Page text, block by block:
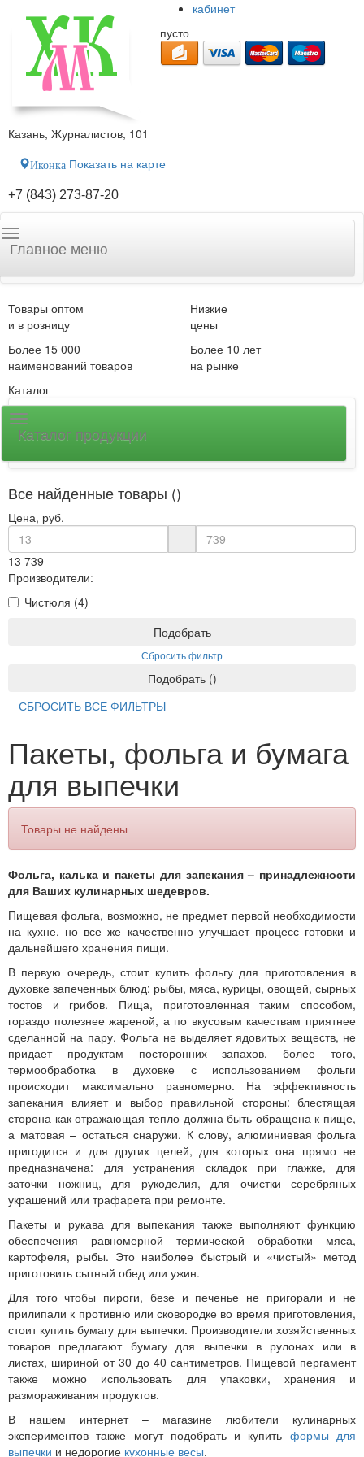
кабинет
пусто
Казань, Журналистов, 101
Иконка Показать на карте
+7 (843) 273-87-20
Главное меню
Товары оптом
и в розницу
Низкие
цены
Более 15 000
наименований товаров
Более 10 лет
на рынке
Каталог
Каталог продукции
Все найденные товары ()
Цена, руб.
–
13 739
Производители:
Чистюля (4)
Подобрать
Сбросить фильтр
Подобрать ()
СБРОСИТЬ ВСЕ ФИЛЬТРЫ
Пакеты, фольга и бумага
для выпечки
Товары не найдены
Фольга, калька и пакеты для запекания – принадлежности
для Ваших кулинарных шедевров.
Пищевая фольга, возможно, не предмет первой необходимости
на кухне, но все же качественно улучшает процесс готовки и
дальнейшего хранения пищи.
В первую очередь, стоит купить фольгу для приготовления в
духовке запеченных блюд: рыбы, мяса, курицы, овощей, сырных
тостов и грибов. Пища, приготовленная таким способом,
гораздо полезнее жареной, а по вкусовым качествам приятнее
сделанной на пару. Фольга не выделяет ядовитых веществ, не
придает продуктам посторонних запахов, более того,
термообработка в духовке с использованием фольги
происходит максимально равномерно. На эффективность
запекания влияет и выбор правильной стороны: блестящая
сторона как отражающая тепло должна быть обращена к пище,
а матовая – остаться снаружи. К слову, алюминиевая фольга
пригодится и для других целей, для которых она прямо не
предназначена: для устранения складок при глажке, для
заточки ножниц, для рукоделия, для очистки серебряных
украшений или трафарета при ремонте.
Пакеты и рукава для выпекания также выполняют функцию
обеспечения равномерной термической обработки мяса,
картофеля, рыбы. Это наиболее быстрый и «чистый» метод
приготовить сытный обед или ужин.
Для того чтобы пироги, безе и печенье не пригорали и не
прилипали к противню или сковородке во время приготовления,
стоит купить бумагу для выпечки. Производители хозяйственных
товаров предлагают бумагу для выпечки в рулонах или в
листах, шириной от 30 до 40 сантиметров. Пищевой пергамент
также можно использовать для упаковки, хранения и
размораживания продуктов.
В нашем интернет – магазине любители кулинарных
экспериментов также могут подобрать и купить формы для
выпечки и недорогие кухонные весы.